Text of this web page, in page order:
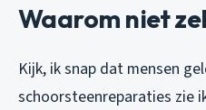
Waarom niet
Kijk, ik snap dat mensen
schoorsteenreparaties zie